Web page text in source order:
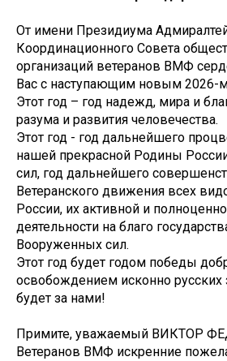
От имени Президиума
Координационного Совета
организаций ветеранов ВМФ
Вас с наступающим новым 2026-
Этот год – год надежд, мира и
разума и развития человечества.
Этот год - год дальнейшего
нашей прекрасной Родины
сил, год дальнейшего
Ветеранского движения всех
России, их активной и
деятельности на благо
Вооруженных сил.
Этот год будет годом победы
освобождением исконно
будет за нами!
Примите, уважаемый ВИКТОР
Ветеранов ВМФ искренние